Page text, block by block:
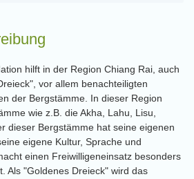
hilft in der Region Chiang Rai, auch
vor allem benachteiligten
der Bergstämme. In dieser Region
wie z.B. die Akha, Lahu, Lisu,
dieser Bergstämme hat seine eigenen
eigene Kultur, Sprache und
einen Freiwilligeneinsatz besonders
Als "Goldenes Dreieck" wird das